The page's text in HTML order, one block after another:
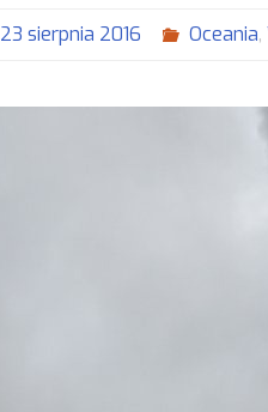
23 sierpnia 2016 Oceania,